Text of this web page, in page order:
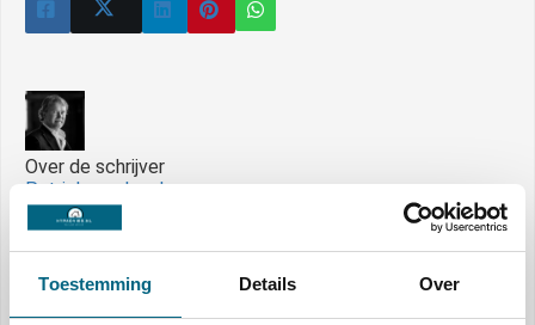
Toestemming Details Over
Over de schrijver
Patrick van Laarhoven
Mede-eigenaar van Hypadvies.nl | franchisenemer bij De